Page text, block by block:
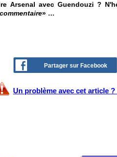
Arsenal avec Guendouzi ?
» …
Partager sur Facebook
Un problème avec cet article